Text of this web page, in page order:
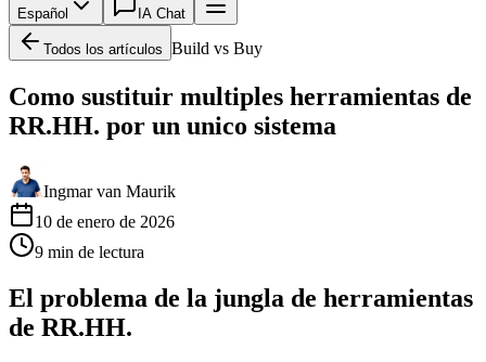
Español IA Chat
Todos los artículos Build vs Buy
Como sustituir multiples herramientas de
RR.HH. por un unico sistema
Ingmar van Maurik
10 de enero de 2026
9 min de lectura
El problema de la jungla de herramientas
de RR.HH.